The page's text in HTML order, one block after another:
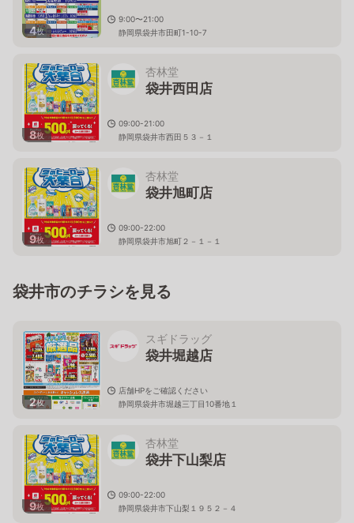
4枚
9:00〜21:00
静岡県袋井市田町1-10-7
8枚
杏林堂
袋井西田店
09:00-21:00
静岡県袋井市西田５３－１
9枚
杏林堂
袋井旭町店
09:00-22:00
静岡県袋井市旭町２－１－１
袋井市のチラシを見る
2枚
スギドラッグ
袋井堀越店
店舗HPをご確認ください
静岡県袋井市堀越三丁目10番地１
9枚
杏林堂
袋井下山梨店
09:00-22:00
静岡県袋井市下山梨１９５２－４